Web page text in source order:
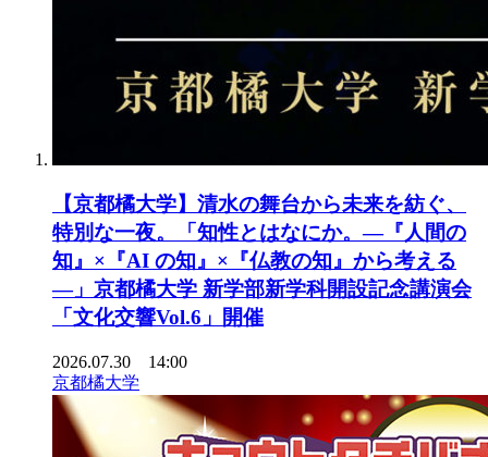
【京都橘大学】清水の舞台から未来を紡ぐ、
特別な一夜。「知性とはなにか。―『人間の
知』×『AI の知』×『仏教の知』から考える
―」京都橘大学 新学部新学科開設記念講演会
「文化交響Vol.6」開催
2026.07.30 14:00
京都橘大学